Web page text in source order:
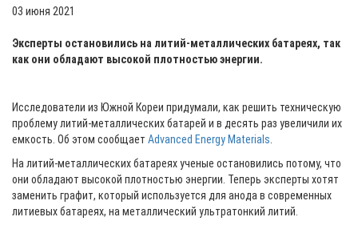
03 июня 2021
Эксперты остановились на литий-металлических батареях, так
как они обладают высокой плотностью энергии.
Исследователи из Южной Кореи придумали, как решить техническую
проблему литий-металлических батарей и в десять раз увеличили их
емкость. Об этом сообщает Advanced Energy Materials
На литий-металлических батареях ученые остановились потому, что
они обладают высокой плотностью энергии. Теперь эксперты хотят
заменить графит, который используется для анода в современных
литиевых батареях, на металлический ультратонкий литий.